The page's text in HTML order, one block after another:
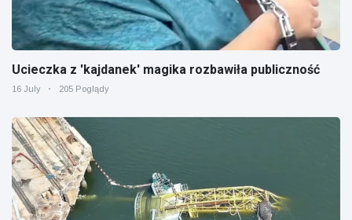
Ucieczka z 'kajdanek' magika rozbawiła publiczność
16 July 205 Poglądy